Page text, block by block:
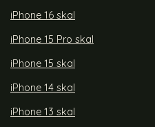
iPhone 16 skal
iPhone 15 Pro skal
iPhone 15 skal
iPhone 14 skal
iPhone 13 skal